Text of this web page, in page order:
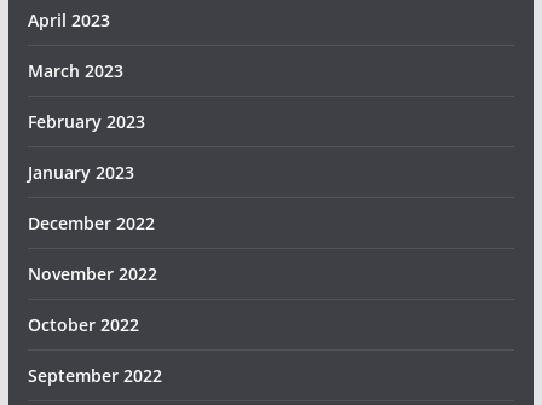
April 2023
March 2023
February 2023
January 2023
December 2022
November 2022
October 2022
September 2022